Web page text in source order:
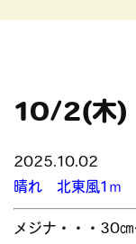
10/2(木)
2025.10.02
晴れ 北東風1
メジナ・・・30